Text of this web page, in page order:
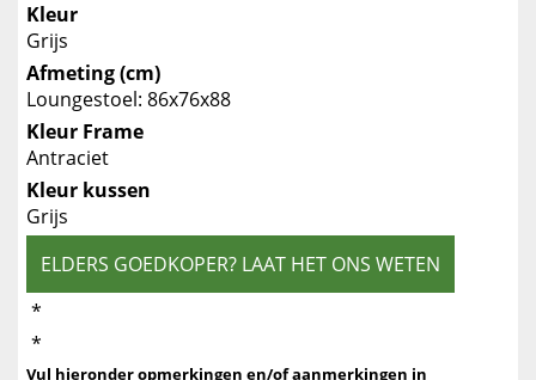
Kleur
Grijs
Afmeting (cm)
Loungestoel: 86x76x88
Kleur Frame
Antraciet
Kleur kussen
Grijs
ELDERS GOEDKOPER? LAAT HET ONS WETEN
*
*
Vul hieronder opmerkingen en/of aanmerkingen in